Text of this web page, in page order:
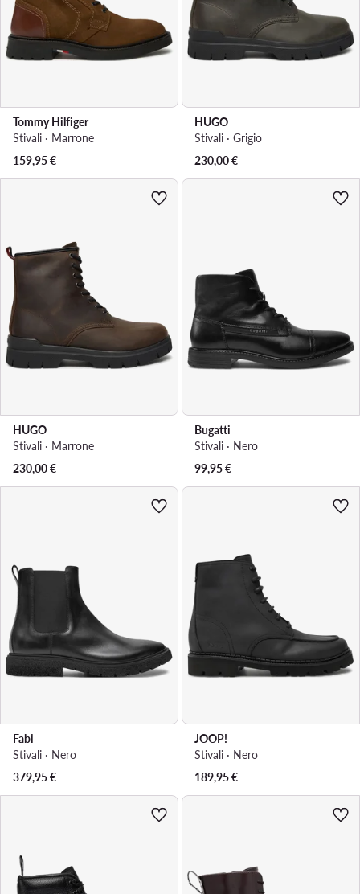
Tommy Hilfiger
Stivali · Marrone
159,95€
HUGO
Stivali · Grigio
230,00€
HUGO
Stivali · Marrone
230,00€
Bugatti
Stivali · Nero
99,95€
Fabi
Stivali · Nero
379,95€
JOOP!
Stivali · Nero
189,95€